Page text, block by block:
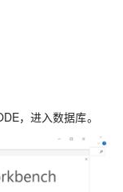
，进入数据库。